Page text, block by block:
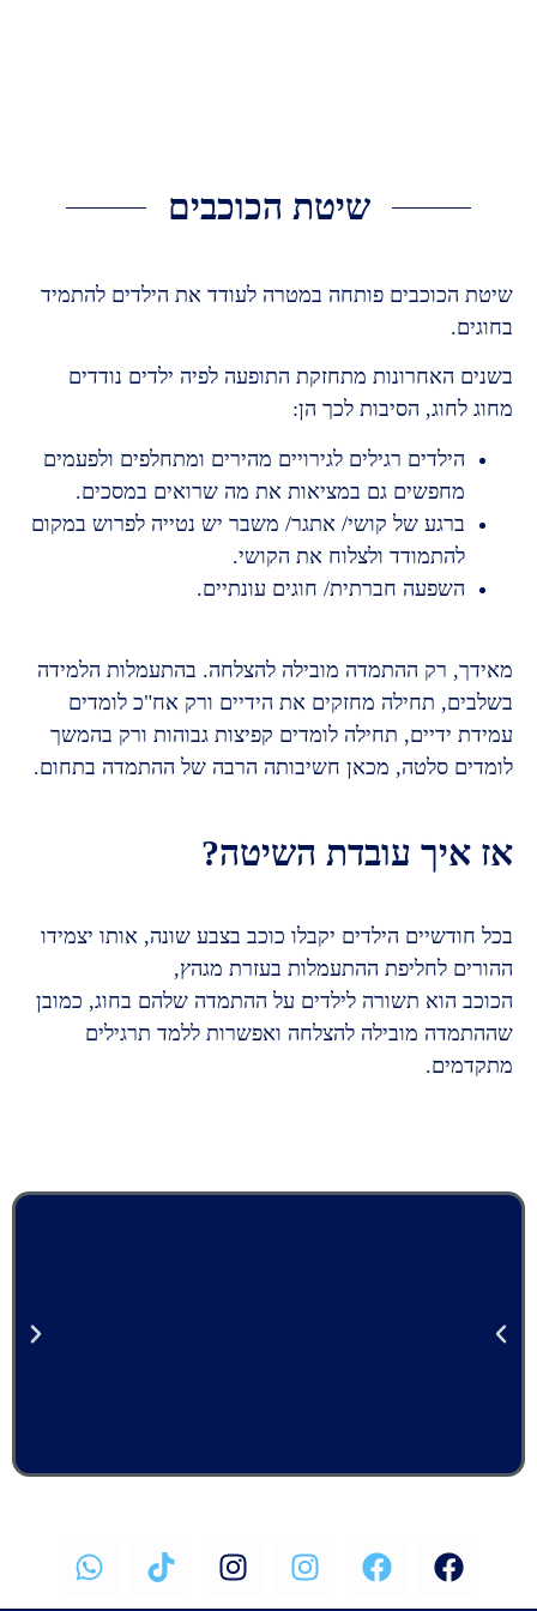
שיטת הכוכבים
שיטת הכוכבים פותחה במטרה לעודד את הילדים להתמיד
בחוגים.
בשנים האחרונות מתחזקת התופעה לפיה ילדים נודדים
מחוג לחוג, הסיבות לכך הן:
הילדים רגילים לגירויים מהירים ומתחלפים ולפעמים
מחפשים גם במציאות את מה שרואים במסכים.
ברגע של קושי/ אתגר/ משבר יש נטייה לפרוש במקום
להתמודד ולצלוח את הקושי.
השפעה חברתית/ חוגים עונתיים.
מאידך, רק ההתמדה מובילה להצלחה. בהתעמלות הלמידה
בשלבים, תחילה מחזקים את הידיים ורק אח"כ לומדים
עמידת ידיים, תחילה לומדים קפיצות גבוהות ורק בהמשך
לומדים סלטה, מכאן חשיבותה הרבה של ההתמדה בתחום.
אז איך עובדת השיטה?
בכל חודשיים הילדים יקבלו כוכב בצבע שונה, אותו יצמידו
ההורים לחליפת ההתעמלות בעזרת מגהץ,
הכוכב הוא תשורה לילדים על ההתמדה שלהם בחוג, כמובן
שההתמדה מובילה להצלחה ואפשרות ללמד תרגילים
מתקדמים.